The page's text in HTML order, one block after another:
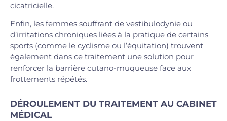
cicatricielle.
Enfin, les femmes souffrant de vestibulodynie ou
d’irritations chroniques liées à la pratique de certains
sports (comme le cyclisme ou l’équitation) trouvent
également dans ce traitement une solution pour
renforcer la barrière cutano-muqueuse face aux
frottements répétés.
DÉROULEMENT DU TRAITEMENT AU CABINET
MÉDICAL